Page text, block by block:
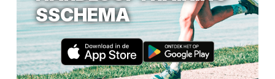
SSCHEMA